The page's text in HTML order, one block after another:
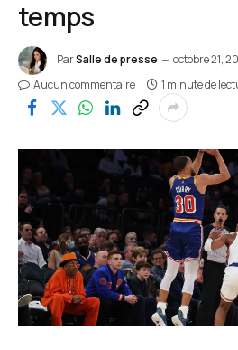
temps
ParSalle de presse
octobre 21,
Aucun commentaire
1 minute de